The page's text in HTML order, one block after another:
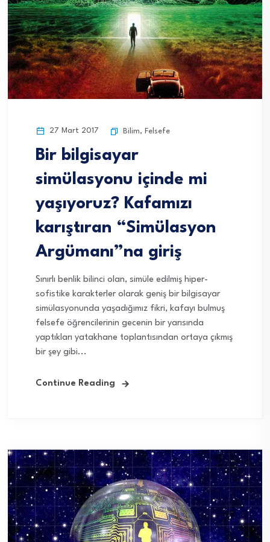
27 Mart 2017 Bilim, Felsefe
Bir bilgisayar
simülasyonu içinde mi
yaşıyoruz? Kafamızı
karıştıran “Simülasyon
Argümanı”na giriş
Sınırlı benlik bilinci olan, simüle edilmiş hiper-
sofistike karakterler olarak geniş bir bilgisayar
simülasyonunda yaşadığımız fikri, kafayı bulmuş
felsefe öğrencilerinin gecenin bir yarısında
yaptıkları yatakhane toplantısından ortaya çıkmış
bir şey gibi...
Continue Reading